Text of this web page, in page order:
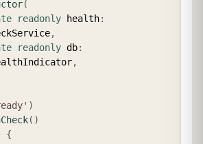
(
readonly health:
,
readonly db:
,
)
( )
{